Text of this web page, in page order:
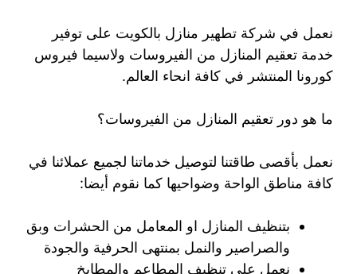
نعمل في شركة تطهير منازل بالكويت على توفير
خدمة تعقيم المنازل من الفيروسات ولاسيما فيروس
كورونا المنتشر في كافة انحاء العالم.
ما هو دور تعقيم المنازل من الفيروسات؟
نعمل بأقصى طاقتنا لتوصيل خدماتنا لجميع عملائنا في
كافة مناطق الواحة وضواحيها كما نقوم أيضا:
بتنظيف المنازل او المعامل من الحشرات وبق
والصراصير والنمل بمنتهى الحرفية والجودة
نعمل على تنظيف المطاعم والمطابخ